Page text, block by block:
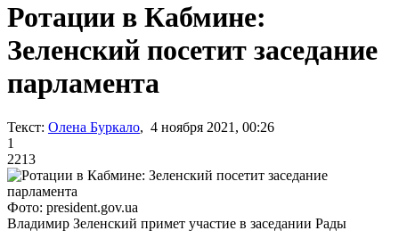
Ротации в Кабмине:
Зеленский посетит заседание
парламента
Текст: Олена Буркало, 4 ноября 2021, 00:26
1
2213
Фото: president.gov.ua
Владимир Зеленский примет участие в заседании Рады